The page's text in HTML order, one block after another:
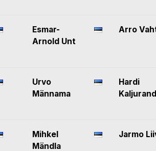
Esmar-
Arnold Unt
Arro
Urvo
Männama
Hardi
Kaljurand
Mihkel
Mändla
Jarmo